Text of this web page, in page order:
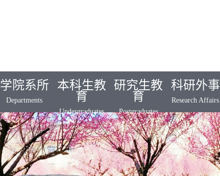
学院系所
Departments
本科生教
育
Undergraduates
研究生教
育
Postgraduates
科研外事
Research Affairs